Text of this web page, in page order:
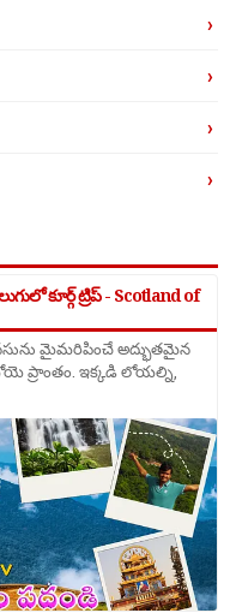
›
›
›
›
కూర్గ్ ట్రిప్ - Scotland of
మైమరిపించే అద్భుతమైన
ప్రాంతం. ఇక్కడి లోయల్ని,